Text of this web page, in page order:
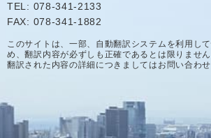
TEL: 078-341-2133
FAX: 078-341-1882
このサイトは、一部、自動翻訳システムを利用し
め、翻訳内容が必ずしも正確であるとは限りません
翻訳された内容の詳細につきましてはお問い合わせ